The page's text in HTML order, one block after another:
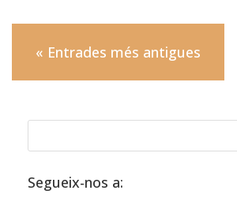
« Entrades més antigues
Segueix-nos a: